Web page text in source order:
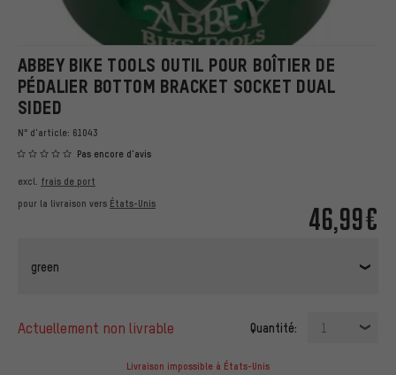
ABBEY BIKE TOOLS OUTIL POUR BOÎTIER DE
PÉDALIER BOTTOM BRACKET SOCKET DUAL
SIDED
N° d'article: 61043
Pas encore d'avis
46,99€
excl. frais de port
pour la livraison vers États-Unis
green
actuellement non livrable Quantité: 1
Livraison impossible à États-Unis